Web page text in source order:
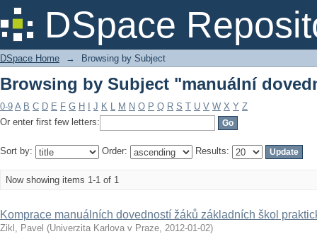
DSpace
Browsing by Subject "manuální
DSpace Home → Browsing by Subject
Browsing by Subject "manuální
0-9 A B C D E F G H J K L M N O P Q R S T U V W X Y Z
Or enter first few letters:
Sort by: Order: Results:
Now showing items 1-1 of 1
Komprace manuálních dovedností žáků základních škol
Zikl, Pavel (Univerzita Karlova v Praze, 2012-01-02)